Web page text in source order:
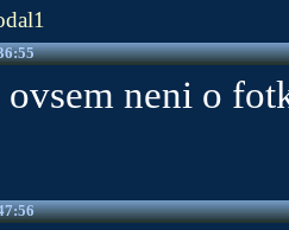
ovsem neni o